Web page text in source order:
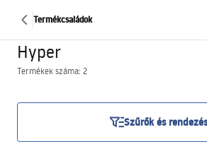
Termékcsaládok
Hyper
Termékek száma: 2
Szűrők és rendezés